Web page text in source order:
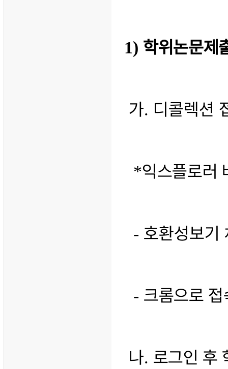
1) 학위논문제
가. 디콜렉션
*익스플로러
- 호환성보
- 크롬으로 접
나. 로그인 후